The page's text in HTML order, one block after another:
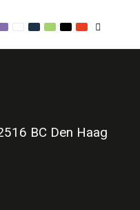
BC Den Haag